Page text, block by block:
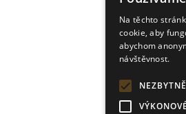
Na těchto
cookie, aby
abychom
návštěvnost.